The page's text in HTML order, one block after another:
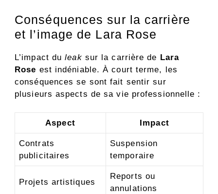
Conséquences sur la carrière
et l’image de Lara Rose
L’impact duleak sur la carrière de Lara
Rose est indéniable. À court terme, les
conséquences se sont fait sentir sur
plusieurs aspects de sa vie professionnelle :
Aspect Impact
Contrats
publicitaires
Suspension
temporaire
Projets artistiques
Reports ou
annulations